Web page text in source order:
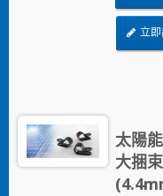
料，在惡
命。 立
太陽
大捆